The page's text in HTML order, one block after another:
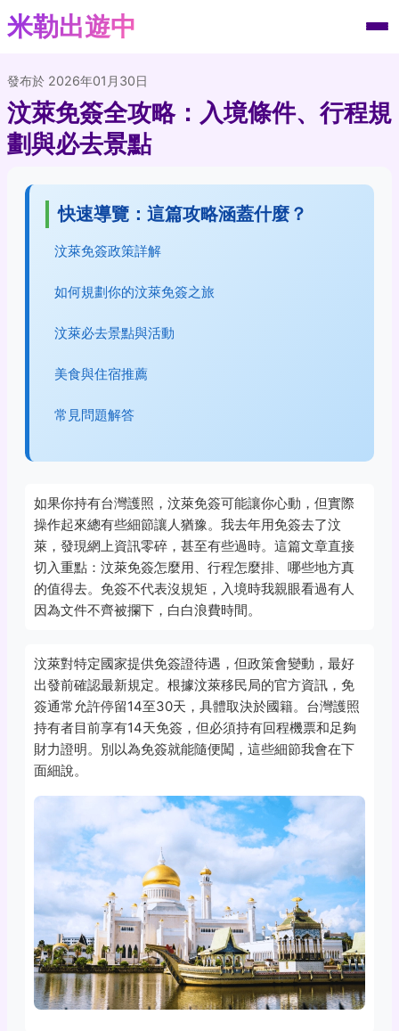
米勒出遊中
發布於 2026年01月30日
汶萊免簽全攻略：入境條件、行程規
劃與必去景點
快速導覽：這篇攻略涵蓋什麼？
汶萊免簽政策詳解
如何規劃你的汶萊免簽之旅
汶萊必去景點與活動
美食與住宿推薦
常見問題解答
如果你持有台灣護照，汶萊免簽可能讓你心動，但實際
操作起來總有些細節讓人猶豫。我去年用免簽去了汶
萊，發現網上資訊零碎，甚至有些過時。這篇文章直接
切入重點：汶萊免簽怎麼用、行程怎麼排、哪些地方真
的值得去。免簽不代表沒規矩，入境時我親眼看過有人
因為文件不齊被攔下，白白浪費時間。
汶萊對特定國家提供免簽證待遇，但政策會變動，最好
出發前確認最新規定。根據汶萊移民局的官方資訊，免
簽通常允許停留14至30天，具體取決於國籍。台灣護照
持有者目前享有14天免簽，但必須持有回程機票和足夠
財力證明。別以為免簽就能隨便闖，這些細節我會在下
面細說。